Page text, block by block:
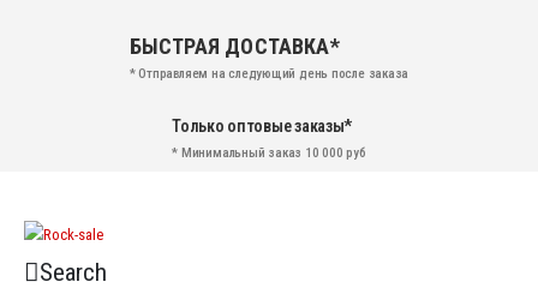
БЫСТРАЯ ДОСТАВКА*
* Отправляем на следующий день после заказа
Только оптовые заказы*
* Минимальный заказ 10 000 руб
Search